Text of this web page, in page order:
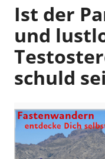
p
r
n
g
n
Ist der
und
schuld